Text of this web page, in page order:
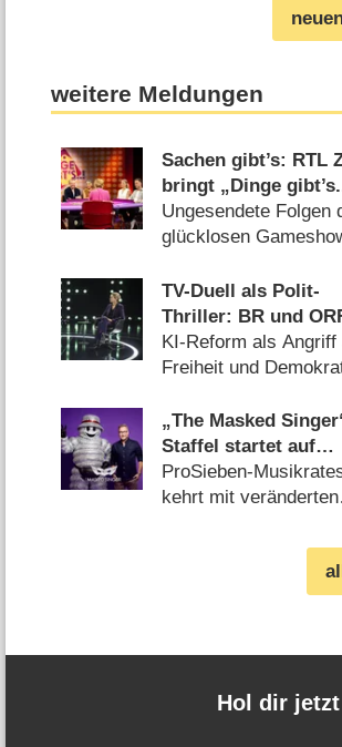
weitere Meldungen
Sachen gibt’s: RTL
bringt „Dinge
zurück
Ungesendete Folgen
glücklosen
TV-Duell als Polit-
Thriller: BR und
produzieren
Fernseh-
KI-Reform als Angriff
Freiheit und
„The Masked
Staffel startet auf
überraschendem
Sendeplatz und viel
ProSieben-
kehrt mit veränderten
Hol dir